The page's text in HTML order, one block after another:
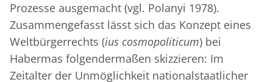
Prozesse ausgemacht (vgl. Polanyi 1978).
Zusammengefasst lässt sich das Konzept eines
Weltbürgerrechts (ius cosmopoliticum) bei
Habermas folgendermaßen skizzieren: Im
Zeitalter der Unmöglichkeit nationalstaatlicher